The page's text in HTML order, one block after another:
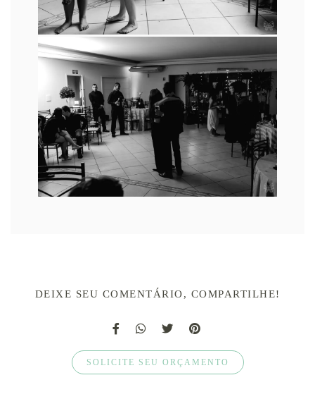
DEIXE SEU COMENTÁRIO, COMPARTILHE!
SOLICITE SEU ORÇAMENTO